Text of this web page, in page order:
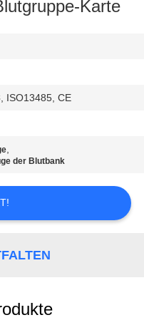
Karte
ISO13485, CE
,
der Blutbank